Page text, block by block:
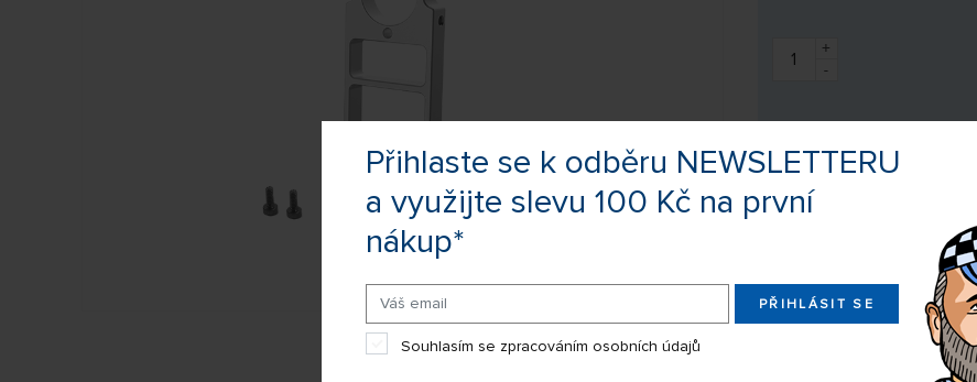
Přihlaste se k odběru NEWSLETTERU
a využijte slevu 100 Kč na první
nákup*
PŘIHLÁSIT SE
Souhlasím se zpracováním osobních údajů
+
-
Výrobce:
OSHM2301
EAN: